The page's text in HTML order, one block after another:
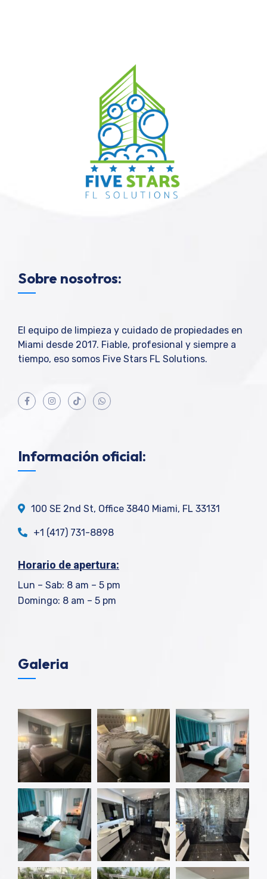
Sobre nosotros:
El equipo de limpieza y cuidado de propiedades en
Miami desde 2017. Fiable, profesional y siempre a
tiempo, eso somos Five Stars FL Solutions.
Información oficial:
100 SE 2nd St, Office 3840 Miami, FL 33131
+1 (417) 731-8898
Horario de apertura:
Lun – Sab: 8 am – 5 pm
Domingo: 8 am – 5 pm
Galeria